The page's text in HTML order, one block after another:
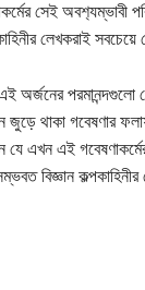
সেই অবশ‍্যম্ভাবী
লেখকরাই
অর্জনের
জুড়ে থাকা গবেষণার
যে এখন এই
বিজ্ঞান